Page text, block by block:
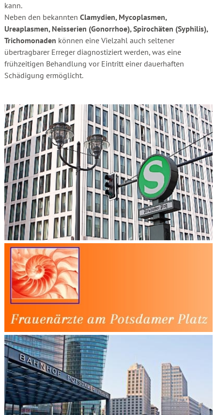
kann.
Neben den bekannten Clamydien, Mycoplasmen,
Ureaplasmen, Neisserien (Gonorrhoe), Spirochäten (Syphilis),
Trichomonaden können eine Vielzahl auch seltener
übertragbarer Erreger diagnostiziert werden, was eine
frühzeitigen Behandlung vor Eintritt einer dauerhaften
Schädigung ermöglicht.